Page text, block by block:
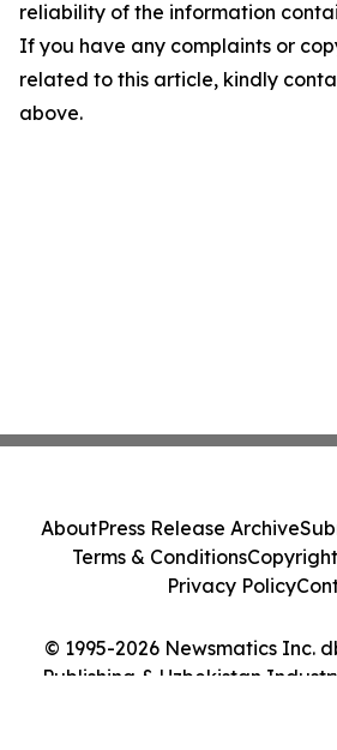
reliability of the information
If you have any complaints or
related to this article, kindly
above.
© 1995-2026 Newsmatics Inc.
Publishing & Uzbekistan
AboutPress Release Archive
Terms & Conditions
Privacy Policy